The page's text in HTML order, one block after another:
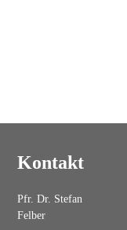
Kontakt
Pfr. Dr. Stefan
Felber